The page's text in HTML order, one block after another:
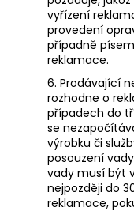
vyřízení
provedení
případně
reklamace.
6. Prodávající
rozhodne o
případech do
se
výrobku či
posouzení
vady musí být
nejpozději do
reklamace,